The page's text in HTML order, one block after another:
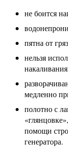
не боится
пятна от
нельзя
медленно
полотно с
помощи
генератора.